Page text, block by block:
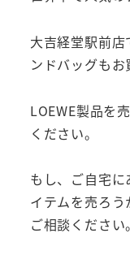
大吉経堂駅前店
ンドバッグもお
LOEWE製品を
ください。
もし、ご自宅に
イテムを売ろ
ご相談ください。